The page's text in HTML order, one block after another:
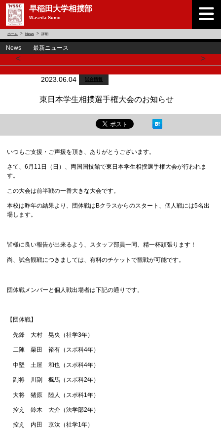
早稲田大学相撲部
Waseda Sumo
ホーム News 詳細
News 最新ニュース
< >
2023.06.04 試合情報
東日本学生相撲選手権大会のお知らせ
いつもご支援・ご声援を頂き、ありがとうございます。
さて、6月11日（日）、両国国技館で東日本学生相撲選手権大会が行われま
す。
この大会は前半戦の一番大きな大会です。
本校は昨年の結果より、団体戦はBクラスからのスタート、個人戦には5名出
場します。
皆様に良い報告が出来るよう、スタッフ部員一同、精一杯頑張ります！
尚、試合観戦につきましては、有料のチケットで観戦が可能です。
団体戦メンバーと個人戦出場者は下記の通りです。
【団体戦】
先鋒 大村 晃央（社学3年）
二陣 栗田 裕有（スポ科4年）
中堅 土屋 和也（スポ科4年）
副将 川副 楓馬（スポ科2年）
大将 猪原 陸人（スポ科1年）
控え 鈴木 大介（法学部2年）
控え 内田 京汰（社学1年）